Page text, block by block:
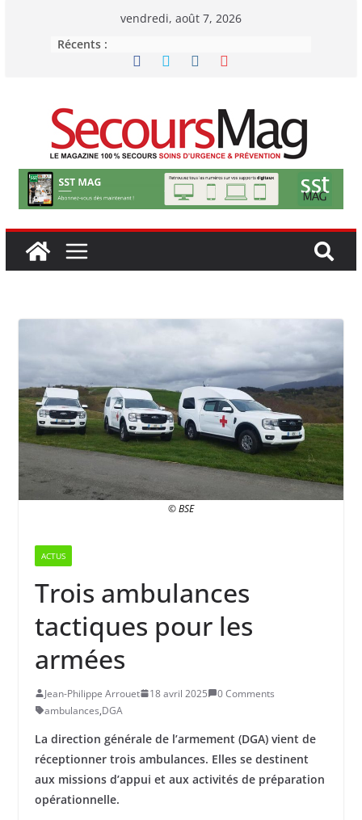
vendredi, août 7, 2026
Récents :
© BSE
ACTUS
Trois ambulances
tactiques pour les
armées
Jean-Philippe Arrouet 18 avril 2025
0 Comments
ambulances,DGA
La direction générale de l’armement (DGA) vient de
réceptionner trois ambulances. Elles se destinent
aux missions d’appui et aux activités de préparation
opérationnelle.